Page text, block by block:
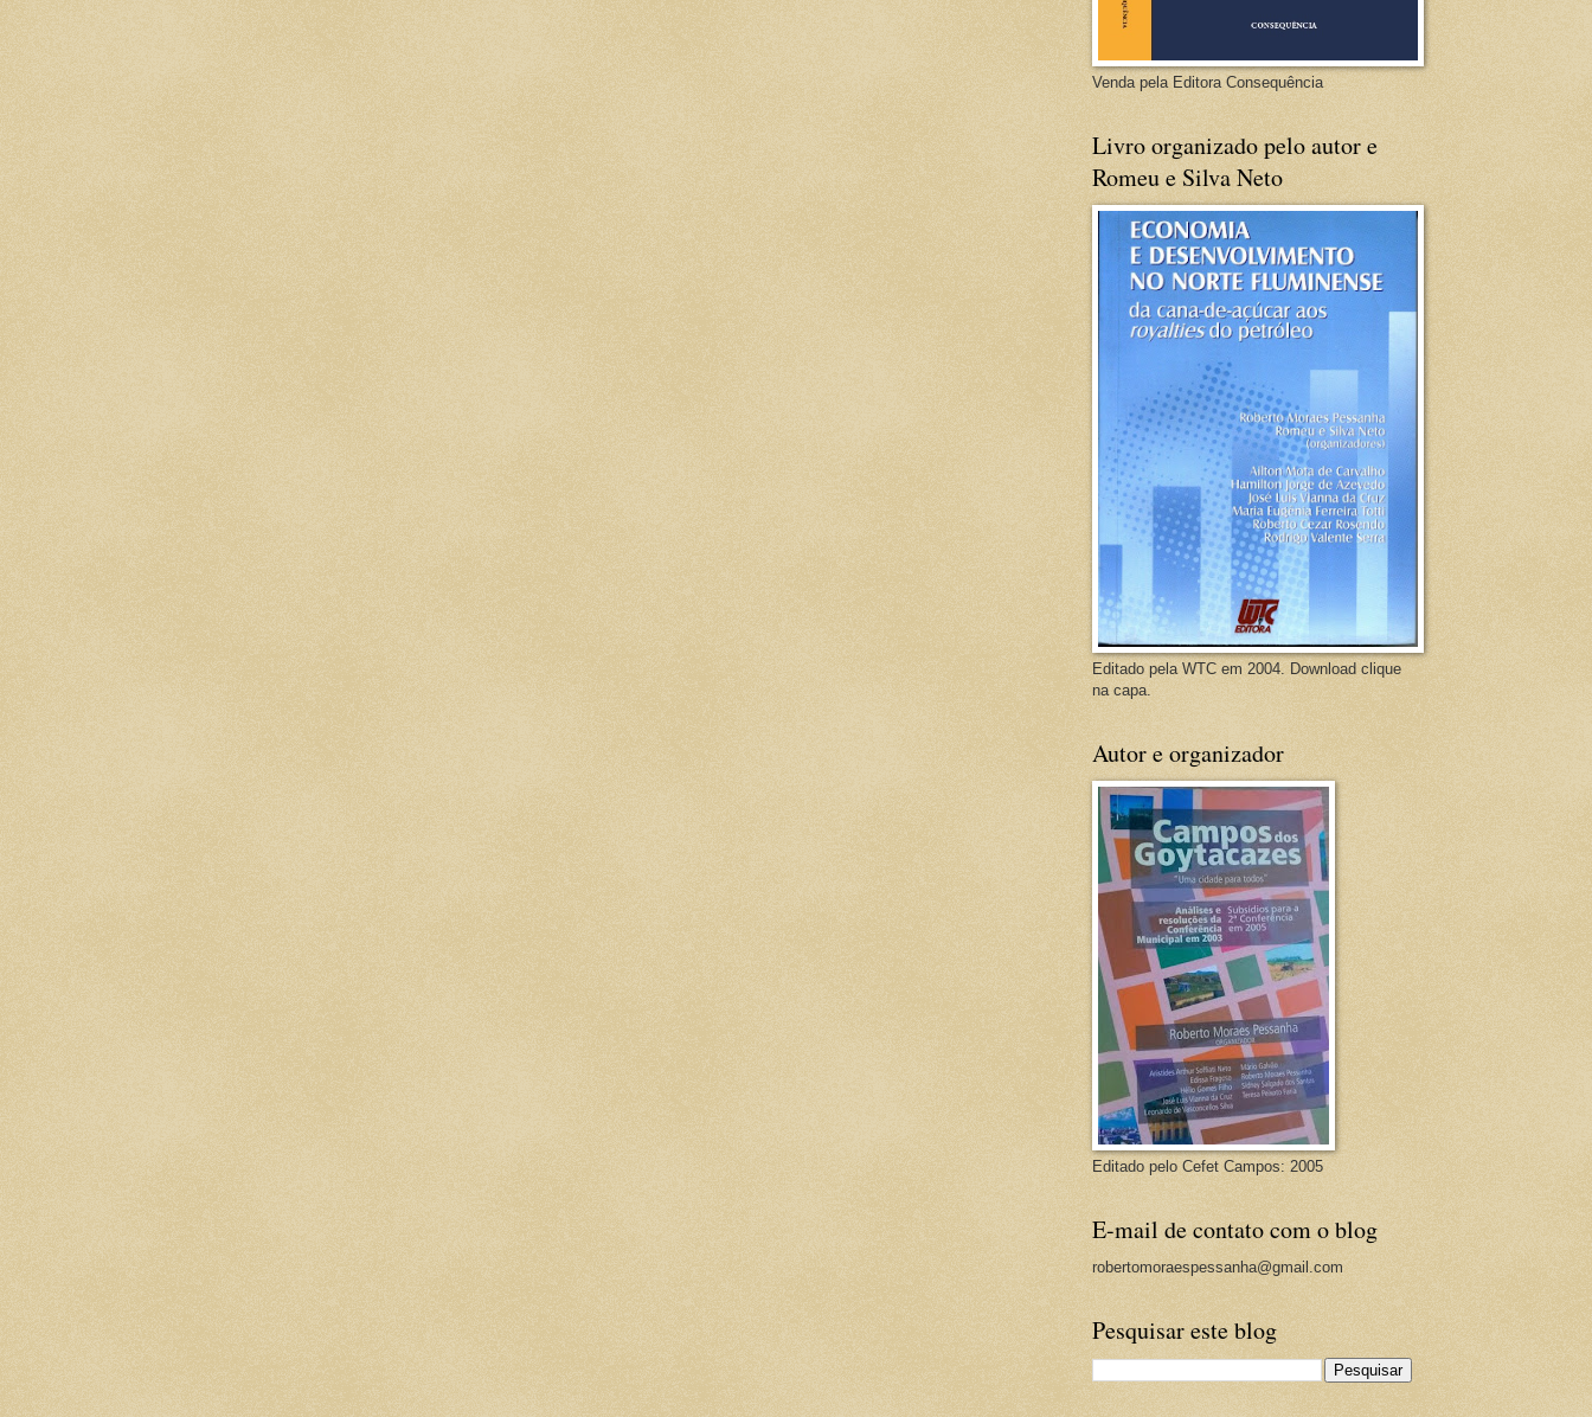
Venda pela Editora Consequência
Livro organizado pelo autor e
Romeu e Silva Neto
Editado pela WTC em 2004. Download clique
na capa.
Autor e organizador
Editado pelo Cefet Campos: 2005
E-mail de contato com o blog
robertomoraespessanha@gmail.com
Pesquisar este blog